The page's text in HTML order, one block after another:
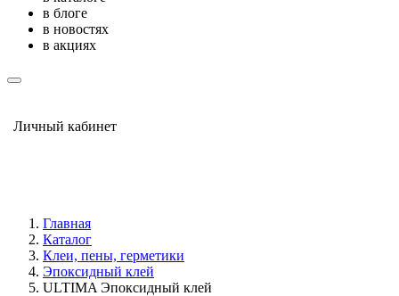
в блоге
в новостях
в акциях
Личный кабинет
Главная
Каталог
Клеи, пены, герметики
Эпоксидный клей
ULTIMA Эпоксидный клей